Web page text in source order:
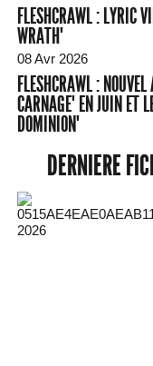
FLESHCRAWL : LYRIC
WRATH"
08 Avr 2026
FLESHCRAWL :
CARNAGE" EN JUIN ET
DOMINION"
DERNIERE
2026